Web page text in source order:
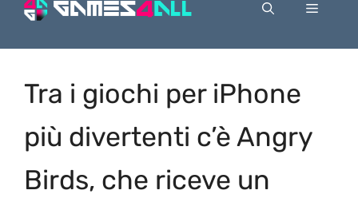
Menu
Tra i giochi per iPhone
più divertenti c’è Angry
Birds, che riceve un